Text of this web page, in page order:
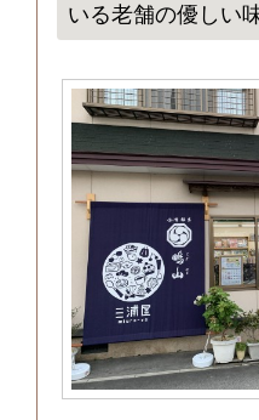
いる老舗の優しい